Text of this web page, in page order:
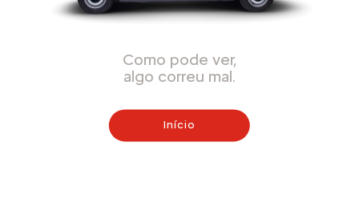
Como pode ver,
algo correu mal.
Início